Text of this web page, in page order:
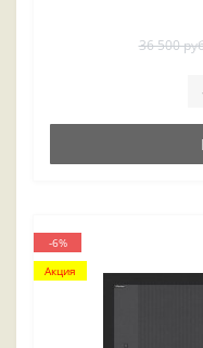
36 500
-6%
Акция